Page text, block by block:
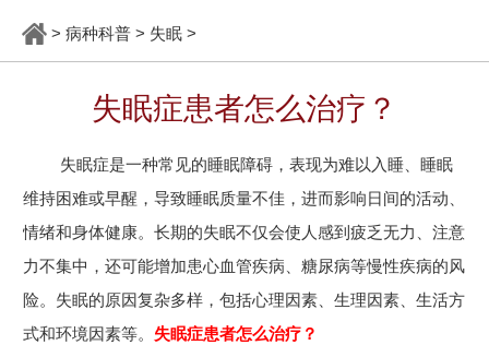
> 病种科普> 失眠>
失眠症患者怎么治疗？
失眠症是一种常见的睡眠障碍，表现为难以入睡、睡眠
维持困难或早醒，导致睡眠质量不佳，进而影响日间的活动、
情绪和身体健康。长期的失眠不仅会使人感到疲乏无力、注意
力不集中，还可能增加患心血管疾病、糖尿病等慢性疾病的风
险。失眠的原因复杂多样，包括心理因素、生理因素、生活方
式和环境因素等。 失眠症患者怎么治疗？